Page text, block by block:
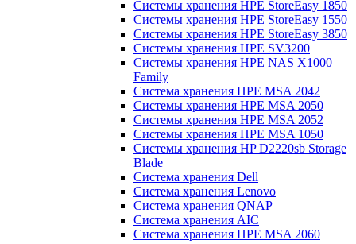
Системы хранения HPE StoreEasy 1850
Системы хранения HPE StoreEasy 1550
Системы хранения HPE StoreEasy 3850
Системы хранения HPE SV3200
Системы хранения HPE NAS X1000
Family
Система хранения HPE MSA 2042
Системы хранения HPE MSA 2050
Системы хранения HPE MSA 2052
Системы хранения HPE MSA 1050
Системы хранения HP D2220sb Storage
Blade
Система хранения Dell
Система хранения Lenovo
Система хранения QNAP
Система хранения AIC
Система хранения HPE MSA 2060